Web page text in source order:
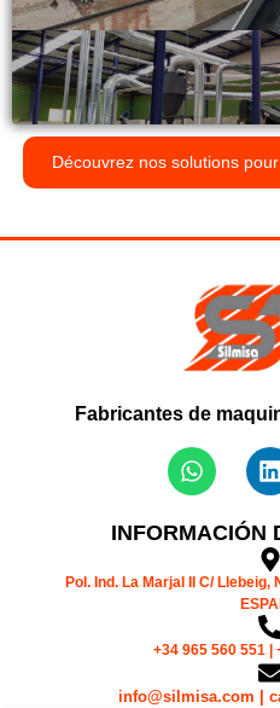
Découvrez nos solutions
Fabricantes de
INFORMACIÓN
Pol. Ind. La Marjal II C/ Llebeig,
+34 965 560 551 |
info@silmisa.com |